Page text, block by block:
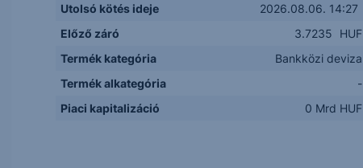
Utolsó kötés ideje
2026.08.06. 14:27
Előző záró
3.7235
HUF
Termék kategória
Bankközi deviza
Termék alkategória
-
Piaci kapitalizáció
0 Mrd HUF